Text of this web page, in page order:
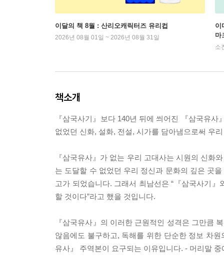
이달의 책 8월 : 산리오캐릭터즈 유리컵
2026년 08월 01일 ~ 2026년 08월 31일
이
마
소
책소개
『삼국사기』보다 140년 뒤에 씌어진 『삼국유
없었던 신화, 설화, 전설, 시가를 담아냄으로써 우
『삼국유사』가 없는 우리 고대사는 시원의 신화
는 도달할 수 없었던 우리 정신과 문화의 깊은 곳
고가 되었습니다. 그래서 최남선은 “『삼국사기
할 것이다”라고 했을 것입니다.
『삼국유사』의 이러한 근원적인 성격은 그만큼
않음에도 불구하고, 독해를 위한 단순한 정보 차
유사』 주역본이 요구되는 이유입니다. - 머리말 중